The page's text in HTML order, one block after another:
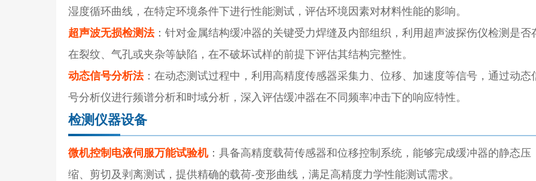
湿度循环曲线，在特定环境条件下进行性能测试，评估环境因素对材料性能的影响。
超声波无损检测法：针对金属结构缓冲器的关键受力焊缝及内部组织，利用超声波探伤仪检测是否
在裂纹、气孔或夹杂等缺陷，在不破坏试样的前提下评估其结构完整性。
动态信号分析法：在动态测试过程中，利用高精度传感器采集力、位移、加速度等信号，通过动态
号分析仪进行频谱分析和时域分析，深入评估缓冲器在不同频率冲击下的响应特性。
检测仪器设备
微机控制电液伺服万能试验机：具备高精度载荷传感器和位移控制系统，能够完成缓冲器的静态压
缩、剪切及剥离测试，提供精确的载荷-变形曲线，满足高精度力学性能测试需求。